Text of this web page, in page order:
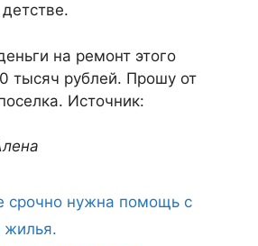
на ремонт этого
тысяч рублей. Прошу от
Источник:
срочно нужна помощь с
жилья.